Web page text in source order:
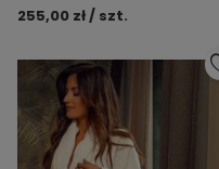
255,00 zł / szt.